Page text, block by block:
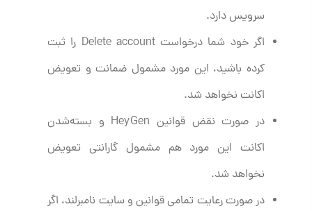
سرویس دارد.
اگر خود شما درخواست Delete account را ثبت
کرده باشید، این مورد مشمول ضمانت و تعویض
اکانت نخواهد شد.
در صورت نقض قوانین HeyGen و بسته‌شدن
اکانت این مورد هم مشمول گارانتی تعویض
نخواهد شد.
در صورت رعایت تمامی قوانین و سایت نامبرلند، اگر